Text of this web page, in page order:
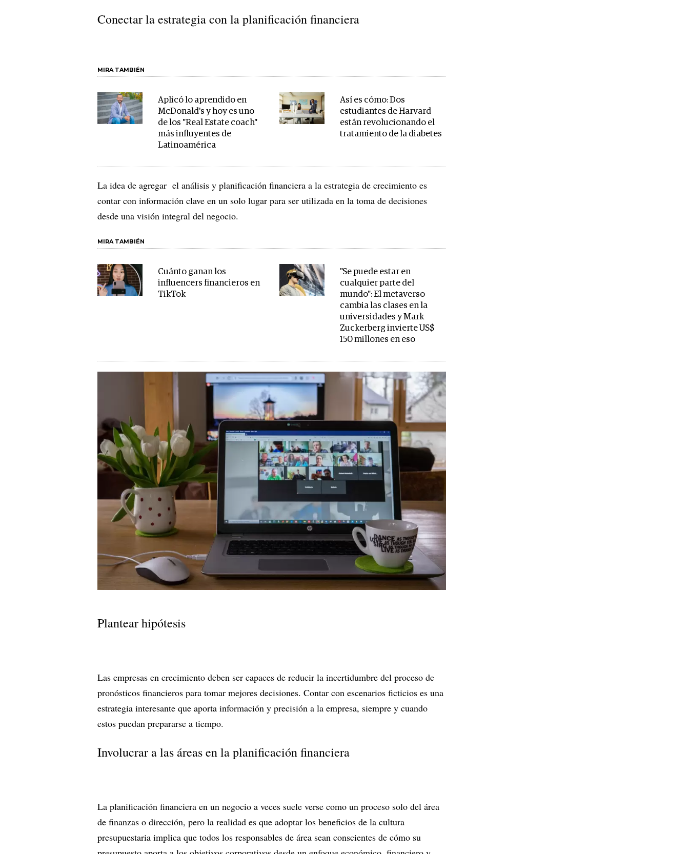
Conectar la estrategia con la planificación financiera
MIRA TAMBIÉN
Aplicó lo aprendido en
McDonald's y hoy es uno
de los "Real Estate coach"
más influyentes de
Latinoamérica
Así es cómo: Dos
estudiantes de Harvard
están revolucionando el
tratamiento de la diabetes
La idea de agregar el análisis y planificación financiera a la estrategia de crecimiento es
contar con información clave en un solo lugar para ser utilizada en la toma de decisiones
desde una visión integral del negocio.
MIRA TAMBIÉN
Cuánto ganan los
influencers financieros en
TikTok
"Se puede estar en
cualquier parte del
mundo": El metaverso
cambia las clases en la
universidades y Mark
Zuckerberg invierte US$
150 millones en eso
Plantear hipótesis
Las empresas en crecimiento deben ser capaces de reducir la incertidumbre del proceso de
pronósticos financieros para tomar mejores decisiones. Contar con escenarios ficticios es una
estrategia interesante que aporta información y precisión a la empresa, siempre y cuando
estos puedan prepararse a tiempo.
Involucrar a las áreas en la planificación financiera
La planificación financiera en un negocio a veces suele verse como un proceso solo del área
de finanzas o dirección, pero la realidad es que adoptar los beneficios de la cultura
presupuestaria implica que todos los responsables de área sean conscientes de cómo su